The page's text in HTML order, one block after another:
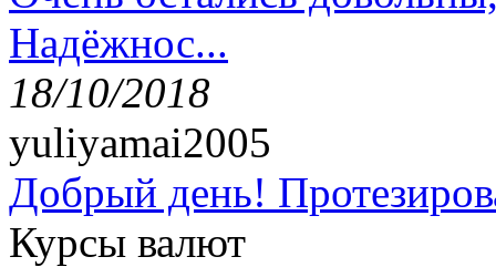
Надёжнос...
18/10/2018
yuliyamai2005
Добрый день!
Курсы валют